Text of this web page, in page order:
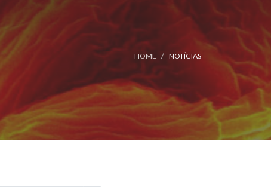
HOME NOTÍCIAS